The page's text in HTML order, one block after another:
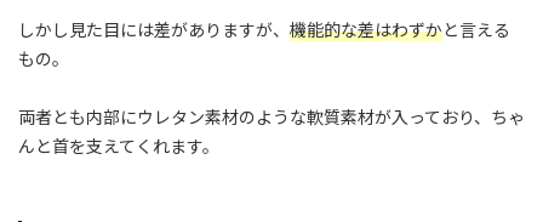
しかし見た目には差がありますが、 機能的な差はわずかと言える
もの。
両者とも内部にウレタン素材のような軟質素材が入っており、ちゃ
んと首を支えてくれます。